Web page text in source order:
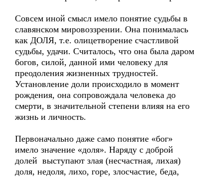
Совсем иной смысл имело понятие судьбы в
славянском мировоззрении. Она понималась
как ДОЛЯ, т.е. олицетворение счастливой
судьбы, удачи. Считалось, что она была даром
богов, силой, данной ими человеку для
преодоления жизненных трудностей.
Установление доли происходило в момент
рождения, она сопровождала человека до
смерти, в значительной степени влияя на его
жизнь и личность.
Первоначально даже само понятие «бог»
имело значение «доля». Наряду с доброй
долей выступают злая (несчастная, лихая)
доля, недоля, лихо, горе, злосчастие, беда,